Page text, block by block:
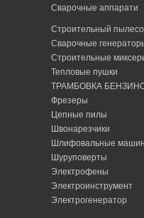
Сварочные аппарати
Строительный
Сварочные
Строительные
Тепловые пушки
ТРАМБОВКА
Фрезеры
Цепные пилы
Швонарезчики
Шлифовальные
Шуруповерты
Электрофены
Электроинструмент
Электрогенератор